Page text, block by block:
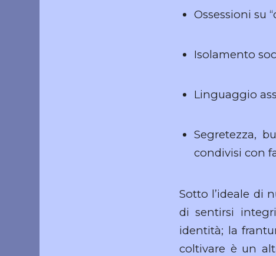
Ossessioni su
Isolamento
Linguaggio
Segretezza,
condivisi con
Sotto l’ideale di
di sentirsi
identità; la
coltivare è un